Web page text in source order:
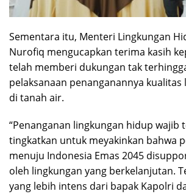
Sementara itu, Menteri Lingkungan
Nurofiq mengucapkan terima kasih
telah memberi dukungan tak
pelaksanaan penanganannya
di tanah air.
“Penanganan lingkungan hidup wajib
tingkatkan untuk meyakinkan bahwa
menuju Indonesia Emas 2045
oleh lingkungan yang berkelanjutan.
yang lebih intens dari bapak Kapolri